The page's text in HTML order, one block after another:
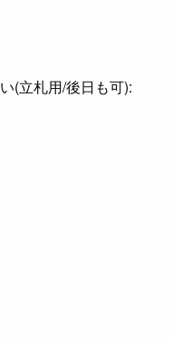
(立札用/後日も可):